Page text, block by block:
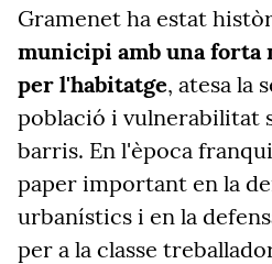
Gramenet ha estat
municipi amb una forta
per l'habitatge, atesa la
població i vulnerabilitat
barris. En l'època
paper important en la
urbanístics i en la
per a la classe